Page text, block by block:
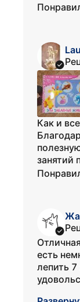
Как и
занятий
есть
лепить